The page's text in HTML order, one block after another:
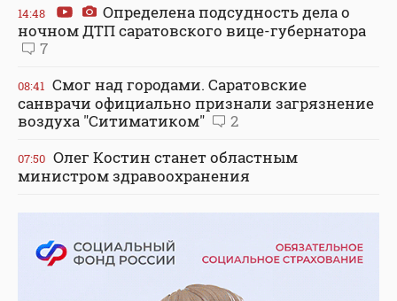
14:48
Определена подсудность дела о
ночном ДТП саратовского вице-губернатора
7
08:41 Смог над городами. Саратовские
санврачи официально признали загрязнение
воздуха "Ситиматиком"
2
07:50 Олег Костин станет областным
министром здравоохранения